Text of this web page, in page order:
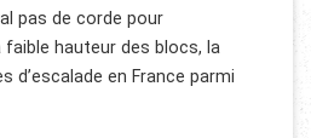
pas de corde pour
faible hauteur des blocs, la
d’escalade en France parmi